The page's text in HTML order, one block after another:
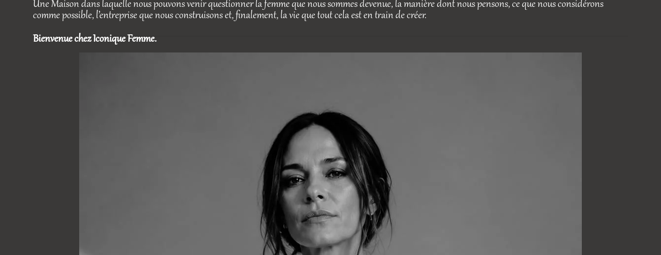
Une Maison dans laquelle nous pouvons venir questionner la femme que nous sommes devenue, la manière dont nous pensons, ce que nous considérons
comme possible, l’entreprise que nous construisons et, finalement, la vie que tout cela est en train de créer.
Bienvenue chez Iconique Femme.